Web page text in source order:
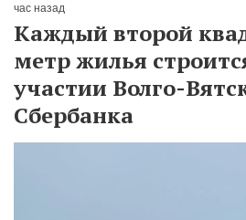
час назад
Каждый второй
метр жилья
участии Волго-
Сбербанка